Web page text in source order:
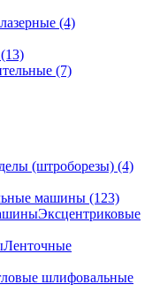
(4)
(13)
(7)
(штроборезы) (4)
машины (123)
Эксцентриковые
Ленточные
шлифовальные